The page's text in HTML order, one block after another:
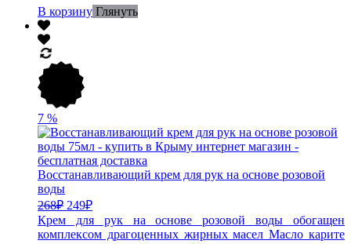
В корзину Глянуть
7 %
Восстанавливающий крем для рук на основе розовой
воды
268₽ 249₽
Крем для рук на основе розовой воды обогащен
комплексом драгоценных жирных масел Масло карите